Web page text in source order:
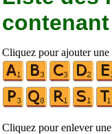
contenant
Cliquez pour ajouter une
Cliquez pour enlever